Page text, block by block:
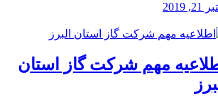
2019
مهم شرکت گاز استان